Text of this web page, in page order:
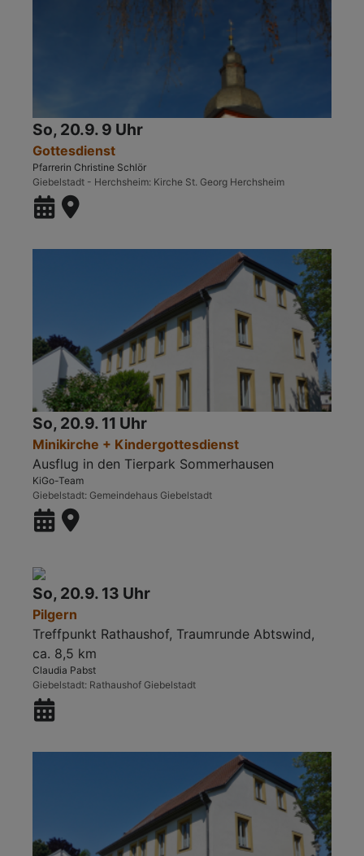
So, 20.9. 9 Uhr
Gottesdienst
Pfarrerin Christine Schlör
Giebelstadt - Herchsheim Kirche St. Georg Herchsheim
So, 20.9. 11 Uhr
Minikirche + Kindergottesdienst
Ausflug in den Tierpark Sommerhausen
KiGo-Team
Giebelstadt Gemeindehaus Giebelstadt
So, 20.9. 13 Uhr
Pilgern
Treffpunkt Rathaushof, Traumrunde Abtswind,
ca. 8,5 km
Claudia Pabst
Giebelstadt Rathaushof Giebelstadt